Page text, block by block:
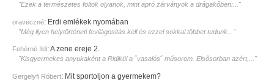
"Ezek a természetes foltok olyanok, mint apró zárványok a drágakőben:..."
oraveczné: Érdi emlékek nyomában
"Még ilyen helytörténeti fevilágositás kell és ezzel sokkal többet tudunk..."
Fehérné Ildi:A zene ereje 2.
"Kisgyermekes anyukaként a Ridikül a ˝vasalós˝ műsorom. Elsősorban azért,..."
Gergelyfi Róbert: Mit sportoljon a gyermekem?